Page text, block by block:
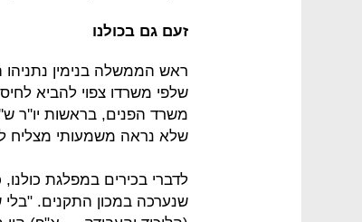
זעם גם בכולנו
שלפי משרדו צפוי להביא
משרד הפנים, בראשות יו''ר
שלא נראה משמעותי מצליח
לדברי בכירים במפלגת
שנערכה במכון התקנים. "בלי